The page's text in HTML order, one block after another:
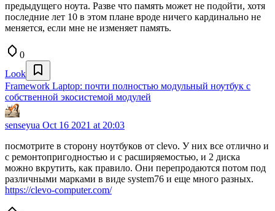
предыдущего ноута. Разве что память может не подойти, хотя
последние лет 10 в этом плане вроде ничего кардинально не
меняется, если мне не изменяет память.
0
Look
Framework Laptop: почти полностью модульный ноутбук с
собственной экосистемой модулей
senseyua Oct 16 2021 at 20:03
посмотрите в сторону ноутбуков от clevo. У них все отлично и
с ремонтопригодностью и с расширяемостью, и 2 диска
можно вкрутить, как правило. Они перепродаются потом под
различными марками в виде system76 и еще много разных.
https://clevo-computer.com/